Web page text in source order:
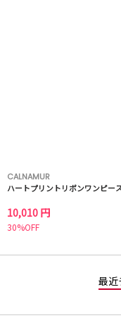
CALNAMUR
ハートプリントリボンワンピー
10,010 円
30%OFF
最近